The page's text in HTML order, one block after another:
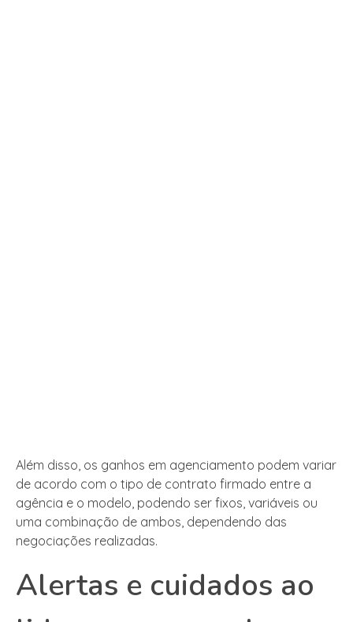
Além disso, os ganhos em agenciamento podem variar
de acordo com o tipo de contrato firmado entre a
agência e o modelo, podendo ser fixos, variáveis ou
uma combinação de ambos, dependendo das
negociações realizadas.
Alertas e cuidados ao